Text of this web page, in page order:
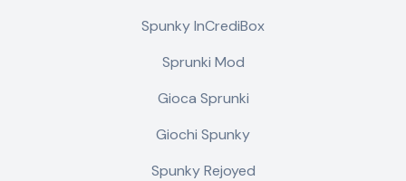
Spunky InCrediBox
Sprunki Mod
Gioca Sprunki
Giochi Spunky
Spunky Rejoyed